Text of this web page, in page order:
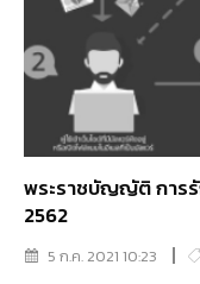
พระราชบัญญัติ การ
2562
5 ก.ค. 2021 10:23